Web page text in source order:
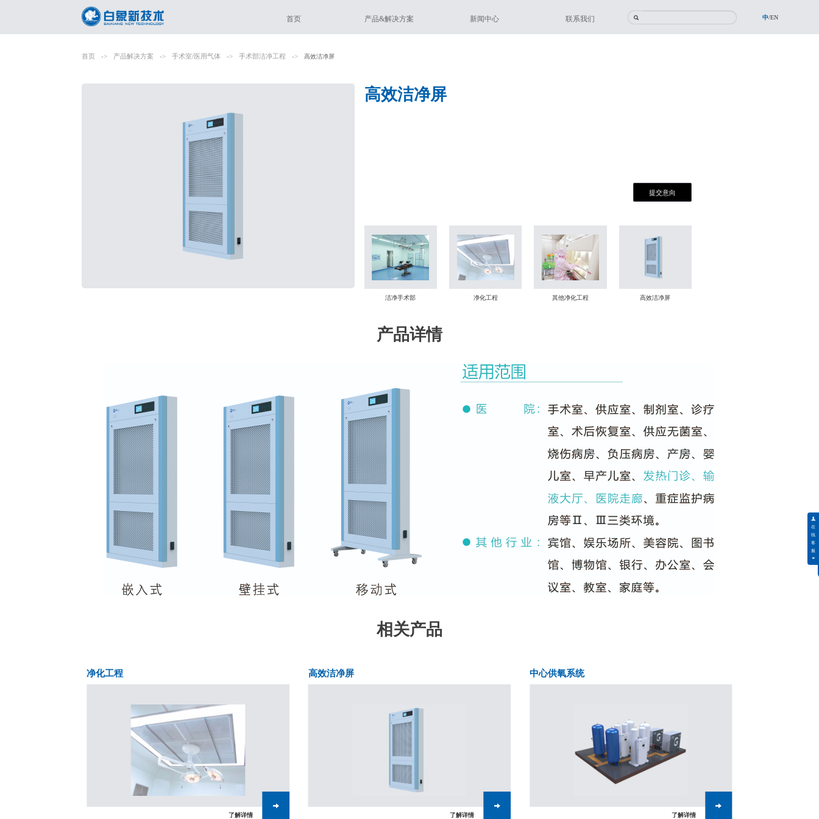
首页 产品&解决方案 新闻中心 联系我们 中/EN
首页 -> 产品解决方案 -> 手术室/医用气体 -> 手术部洁净工程 -> 高效洁净屏
高效洁净屏
提交意向
洁净手术部 净化工程 其他净化工程 高效洁净屏
产品详情
相关产品
净化工程
了解详情
高效洁净屏
了解详情
中心供氧系统
了解详情